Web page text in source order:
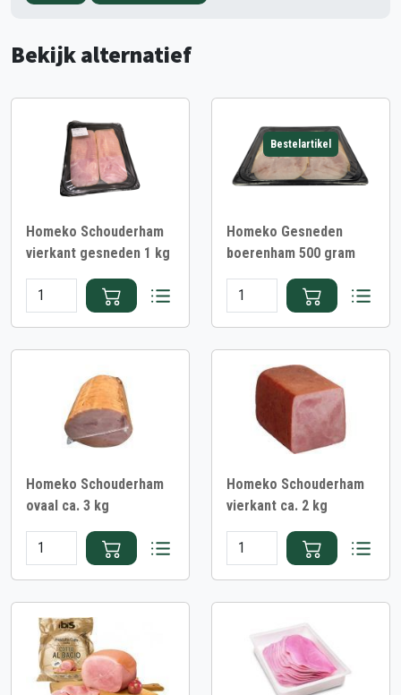
Bekijk alternatief
Homeko Schouderham
vierkant gesneden 1 kg
Bestelartikel
Homeko Gesneden
boerenham 500 gram
Homeko Schouderham
ovaal ca. 3 kg
Homeko Schouderham
vierkant ca. 2 kg